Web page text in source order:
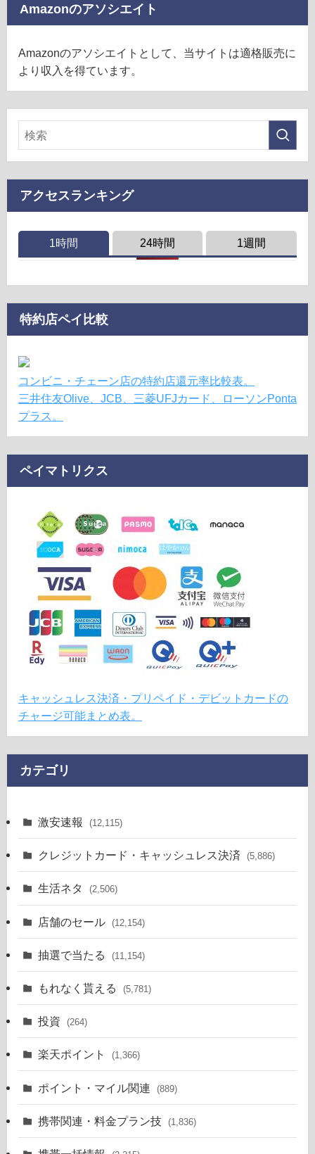
Amazonのアソシエイト
Amazonのアソシエイトとして、当サイトは適格販売に
より収入を得ています。
アクセスランキング
1時間 24時間 1週間
特約店ペイ比較
コンビニ・チェーン店の特約店還元率比較表。
三井住友Olive、JCB、三菱UFJカード、ローソンPonta
プラス。
ペイマトリクス
キャッシュレス決済・プリペイド・デビットカードの
チャージ可能まとめ表。
カテゴリ
激安速報 (12,115)
クレジットカード・キャッシュレス決済 (5,886)
生活ネタ (2,506)
店舗のセール (12,154)
抽選で当たる (11,154)
もれなく貰える (5,781)
投資 (264)
楽天ポイント (1,366)
ポイント・マイル関連 (889)
携帯関連・料金プラン技 (1,836)